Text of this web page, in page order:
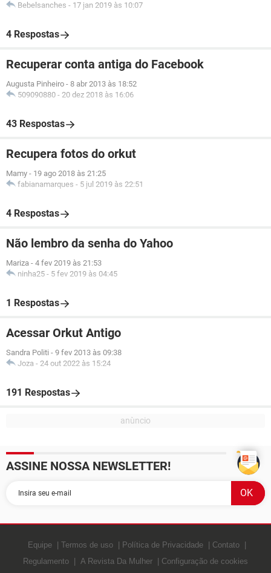
Bebelsanches - 17 jan 2019 às 10:07
4 Respostas
Recuperar conta antiga do Facebook
Augusta Pinheiro - 8 abr 2013 às 18:52
509090880 - 20 dez 2018 às 16:06
43 Respostas
Recupera fotos do orkut
Mamy - 19 ago 2018 às 21:25
fabianamarques - 5 jul 2019 às 22:51
4 Respostas
Não lembro da senha do Yahoo
Mariza - 4 fev 2019 às 21:53
ninha25 - 5 fev 2019 às 04:45
1 Respostas
Acessar Orkut Antigo
Sandra Politi - 9 fev 2013 às 09:38
Joza - 24 out 2022 às 15:24
191 Respostas
ASSINE NOSSA NEWSLETTER!
Equipe Termos de uso Política de Privacidade
Contato
Regulamento
A Revista Da Mulher Configuração de cookies